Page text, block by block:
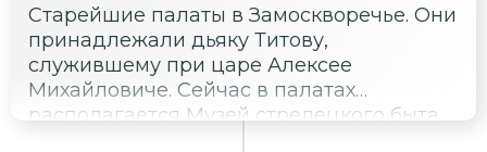
Старейшие палаты в Замоскворечье. Они
принадлежали дьяку Титову,
служившему при царе Алексее
Михайловиче. Сейчас в палатах
располагается Музей стрелецкого быта.